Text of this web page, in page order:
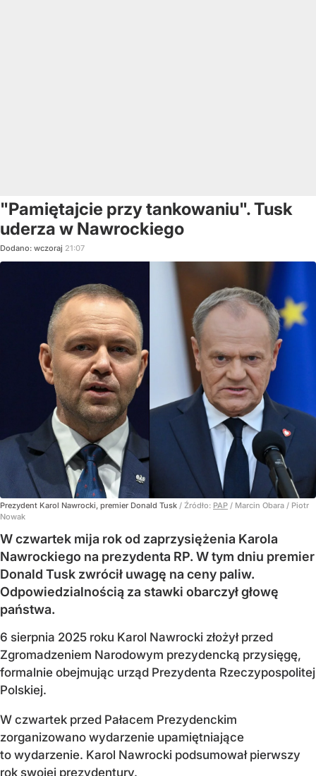
"Pamiętajcie przy tankowaniu". Tusk
uderza w Nawrockiego
Dodano: wczoraj 21:07
Prezydent Karol Nawrocki, premier Donald Tusk / Źródło: PAP / Marcin Obara / Piotr
Nowak
W czwartek mija rok od zaprzysiężenia Karola
Nawrockiego na prezydenta RP. W tym dniu premier
Donald Tusk zwrócił uwagę na ceny paliw.
Odpowiedzialnością za stawki obarczył głowę
państwa.
6 sierpnia 2025 roku Karol Nawrocki złożył przed
Zgromadzeniem Narodowym prezydencką przysięgę,
formalnie obejmując urząd Prezydenta Rzeczypospolitej
Polskiej.
W czwartek przed Pałacem Prezydenckim
zorganizowano wydarzenie upamiętniające
to wydarzenie. Karol Nawrocki podsumował pierwszy
rok swojej prezydentury.